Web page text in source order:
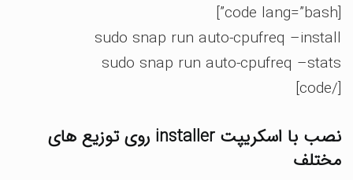
[code lang=”bash”]
sudo snap run auto-cpufreq –install
sudo snap run auto-cpufreq –stats
[/code]
نصب با اسکریپت installer روی توزیع های
مختلف